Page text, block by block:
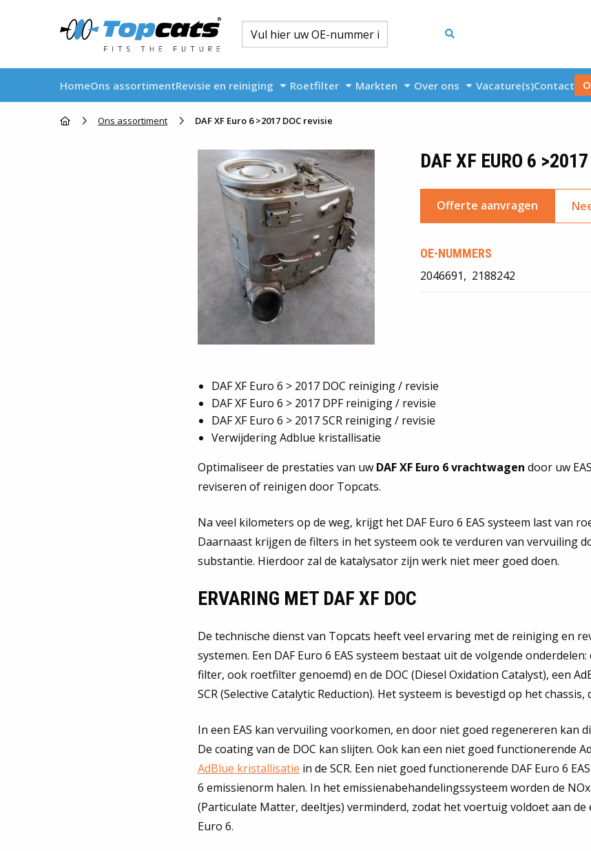
HomeOns assortimentRevisie en reiniging Roetfilter Markten Over ons Vacature(s)Contact
Go to homepageOns assortiment DAF XF Euro 6 >2017 DOC revisie
DAF XF EURO 6
Offerte aanvragen
OE-NUMMERS
2046691 2188242
DAF XF Euro 6 > 2017 DOC reiniging / revisie
DAF XF Euro 6 > 2017 DPF reiniging / revisie
DAF XF Euro 6 > 2017 SCR reiniging / revisie
Verwijdering Adblue kristallisatie
Optimaliseer de prestaties van uw DAF XF Euro 6 vrachtwagen door uw
reviseren of reinigen door Topcats.
Na veel kilometers op de weg, krijgt het DAF Euro 6 EAS systeem last van
Daarnaast krijgen de filters in het systeem ook te verduren van vervuiling
substantie. Hierdoor zal de katalysator zijn werk niet meer goed doen.
ERVARING MET DAF XF DOC
De technische dienst van Topcats heeft veel ervaring met de reiniging en
systemen. Een DAF Euro 6 EAS systeem bestaat uit de volgende
filter, ook roetfilter genoemd) en de DOC (Diesel Oxidation Catalyst), een
SCR (Selective Catalytic Reduction). Het systeem is bevestigd op het
In een EAS kan vervuiling voorkomen, en door niet goed regenereren kan
De coating van de DOC kan slijten. Ook kan een niet goed functionerende
AdBlue kristallisatie in de SCR. Een niet goed functionerende DAF Euro 6
6 emissienorm halen. In het emissienabehandelingssysteem worden de
(Particulate Matter, deeltjes) verminderd, zodat het voertuig voldoet aan
Euro 6.